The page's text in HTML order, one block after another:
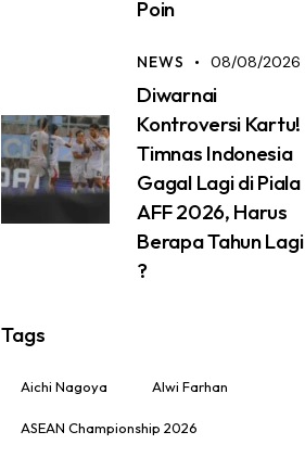
Poin
NEWS 08/08/2026
Diwarnai
Kontroversi Kartu!
Timnas Indonesia
Gagal Lagi di Piala
AFF 2026, Harus
Berapa Tahun Lagi
?
Tags
Aichi Nagoya Alwi Farhan
ASEAN Championship 2026